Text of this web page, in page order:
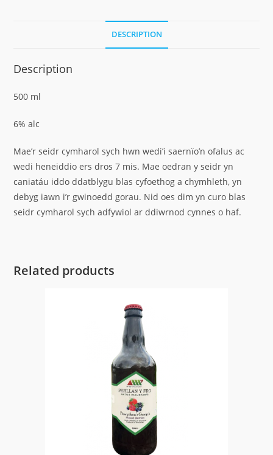
DESCRIPTION
Description
500 ml
6% alc
Mae’r seidr cymharol sych hwn wedi’i saernïo’n ofalus ac
wedi heneiddio ers dros 7 mis. Mae oedran y seidr yn
caniatáu iddo ddatblygu blas cyfoethog a chymhleth, yn
debyg iawn i’r gwinoedd gorau. Nid oes dim yn curo blas
seidr cymharol sych adfywiol ar ddiwrnod cynnes o haf.
Related products